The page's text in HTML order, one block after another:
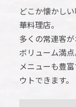
どこか懐かし
華料理店。
多くの常連客
ボリューム満点
メニューも豊
ウトできます。